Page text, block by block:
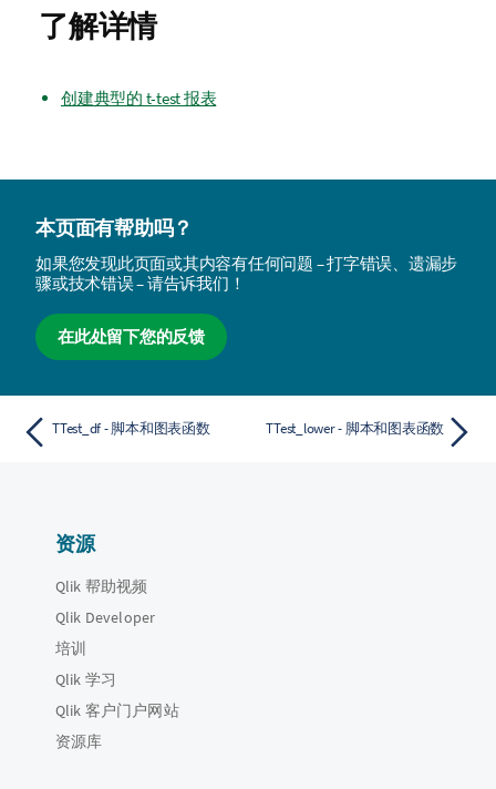
了解详情
创建典型的 t-test 报表
本页面有帮助吗？
如果您发现此页面或其内容有任何问题 – 打字错误、遗漏步
骤或技术错误 – 请告诉我们！
在此处留下您的反馈
TTest_df - 脚本和图表函数 TTest_lower - 脚本和图表函数
资源
Qlik 帮助视频
Qlik Developer
培训
Qlik 学习
Qlik 客户门户网站
资源库